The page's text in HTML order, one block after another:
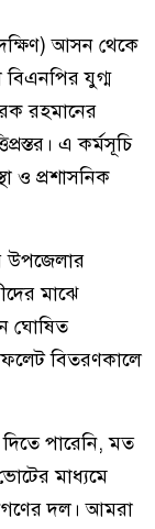
আসন থেকে
যুগ্ম
রহমানের
এ কর্মসূচি
ও প্রশাসনিক
উপজেলার
মাঝে
ঘোষিত
বিতরণকালে
পারেনি, মত
মাধ্যমে
দল। আমরা